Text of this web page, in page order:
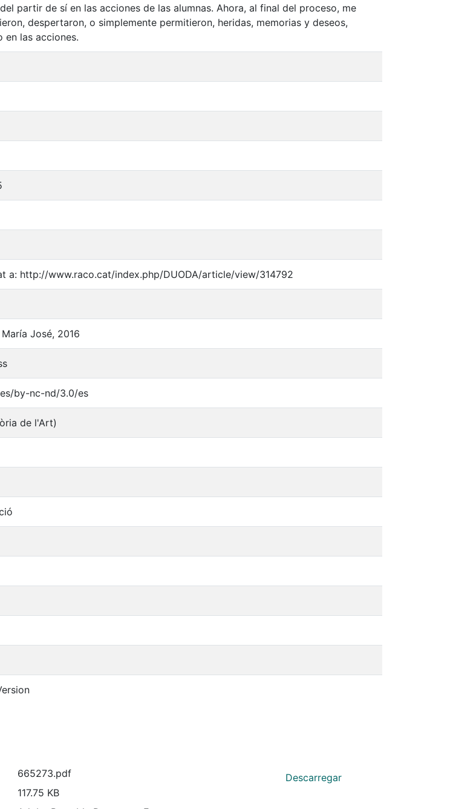
partir de sí en las acciones de las alumnas. Ahora, al final del proceso, me
despertaron, o simplemente permitieron, heridas, memorias y deseos,
en las acciones.
a: http://www.raco.cat/index.php/DUODA/article/view/314792
José, 2016
by-nc-nd/3.0/es
de l'Art)
665273.pdf
117.75 KB
Descarregar